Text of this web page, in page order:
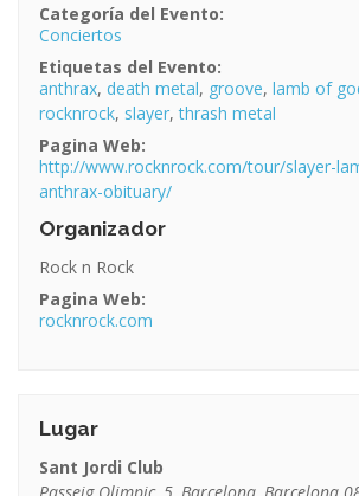
Categoría del Evento:
Conciertos
Etiquetas del Evento:
anthrax, death metal, groove, lamb of
rocknrock, slayer,thrash metal
Pagina Web:
http://www.rocknrock.com/tour/slayer-
anthrax-obituary/
Organizador
Rock n Rock
Pagina Web:
rocknrock.com
Lugar
Sant Jordi Club